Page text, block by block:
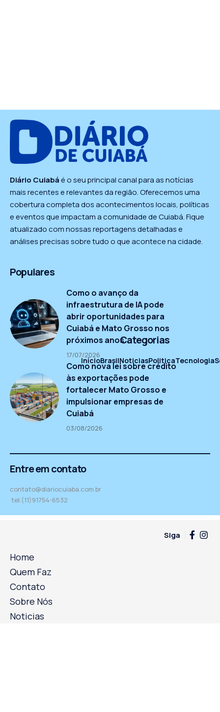
Diário Cuiabáé o seu principal canal para as notícias
mais recentes e relevantes da região. Oferecemos uma
cobertura completa dos acontecimentos locais, políticas
e eventos que impactam a comunidade de Cuiabá. Fique
atualizado com nossas reportagens detalhadas e
análises precisas sobre tudo o que acontece na cidade.
Populares
Como o avanço da
infraestrutura de IA pode
abrir oportunidades para
Cuiabá e Mato Grosso nos
próximos anos
17/07/2026
Como nova lei sobre crédito
às exportações pode
fortalecer Mato Grosso e
impulsionar empresas de
Cuiabá
03/08/2026
Categorias
InícioBrasilNoticiasPoliticaTecnologia
Entre em contato
contato@diariocuiaba.com.br
tel.(11)91754-6532
Siga
Home
Quem Faz
Contato
Sobre Nós
Noticias